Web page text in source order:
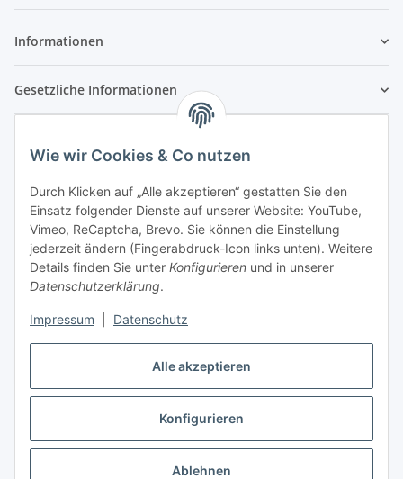
Alle akzeptieren
Konfigurieren
Ablehnen
Wie wir Cookies & Co nutzen
Durch Klicken auf „Alle akzeptieren“ gestatten Sie den
Einsatz folgender Dienste auf unserer Website: YouTube,
Vimeo, ReCaptcha, Brevo. Sie können die Einstellung
jederzeit ändern (Fingerabdruck-Icon links unten). Weitere
Details finden Sie unter Konfigurieren und in unserer
Datenschutzerklärung.
Impressum Datenschutz
Informationen
Gesetzliche Informationen
Vertrag widerrufen
* Alle Preise inkl. gesetzlicher USt., zzgl.Versand